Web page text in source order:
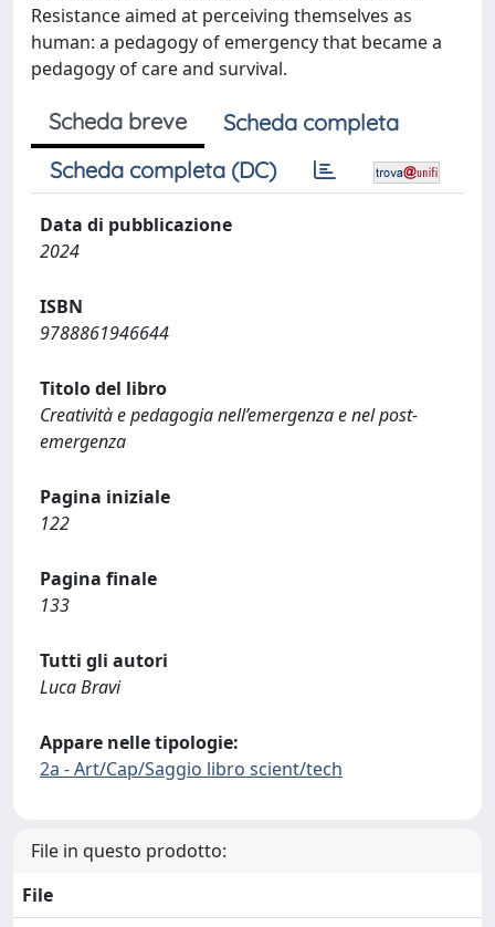
Resistance aimed at perceiving themselves as
human: a pedagogy of emergency that became a
pedagogy of care and survival.
Scheda breve
Scheda completa
Scheda completa (DC)
Data di pubblicazione
2024
ISBN
9788861946644
Titolo del libro
Creatività e pedagogia nell’emergenza e nel post-
emergenza
Pagina iniziale
122
Pagina finale
133
Tutti gli autori
Luca Bravi
Appare nelle tipologie:
2a - Art/Cap/Saggio libro scient/tech
File in questo prodotto:
File